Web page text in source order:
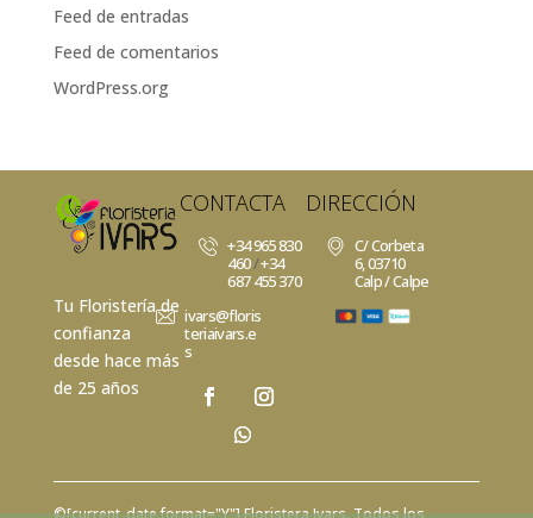
Feed de entradas
Feed de comentarios
WordPress.org
Tu Floristería de
confianza
desde hace más
de 25 años
CONTACTA
+34 965 830
460/+34
687 455 370
ivars@floris
teriaivars.e
s
DIRECCIÓN
C/ Corbeta
6, 03710
Calp / Calpe
©[current_date format="Y"] Floristera Ivars. Todos los